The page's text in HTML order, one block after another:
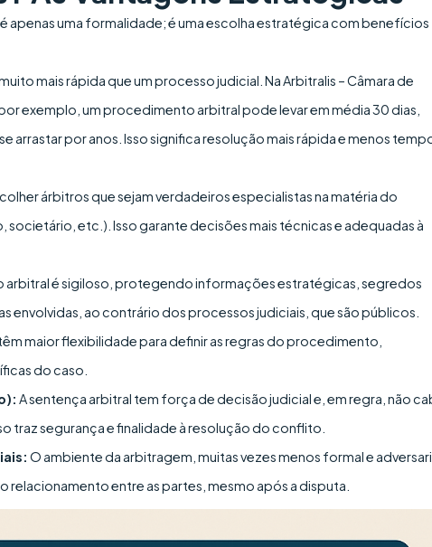
apenas uma formalidade; é uma escolha estratégica com benefícios
mais rápida que um processo judicial. Na Arbitralis – Câmara de
exemplo, um procedimento arbitral pode levar em média 30 dias,
arrastar por anos. Isso significa resolução mais rápida e menos
árbitros que sejam verdadeiros especialistas na matéria do
etc.). Isso garante decisões mais técnicas e adequadas à
é sigiloso, protegendo informações estratégicas, segredos
envolvidas, ao contrário dos processos judiciais, que são públicos.
maior flexibilidade para definir as regras do procedimento,
do caso.
A sentença arbitral tem força de decisão judicial e, em regra, não
traz segurança e finalidade à resolução do conflito.
O ambiente da arbitragem, muitas vezes menos formal e
relacionamento entre as partes, mesmo após a disputa.